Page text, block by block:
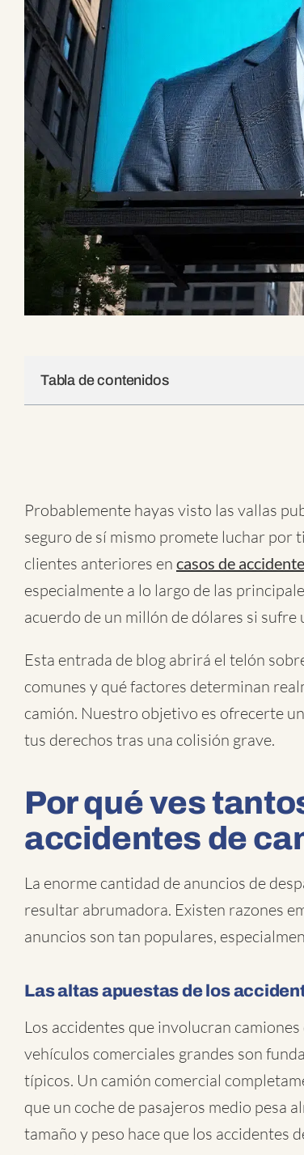
Tabla de contenidos
Probablemente hayas visto las vallas
seguro de sí mismo promete luchar por
clientes anteriores en casos de
especialmente a lo largo de las
acuerdo de un millón de dólares si sufre
Esta entrada de blog abrirá el telón
comunes y qué factores determinan
camión. Nuestro objetivo es ofrecerte
tus derechos tras una colisión grave.
Por qué ves
accidentes de
La enorme cantidad de anuncios de
resultar abrumadora. Existen razones
anuncios son tan populares,
Las altas apuestas de los
Los accidentes que involucran
vehículos comerciales grandes son
típicos. Un camión comercial
que un coche de pasajeros medio pesa
tamaño y peso hace que los accidentes